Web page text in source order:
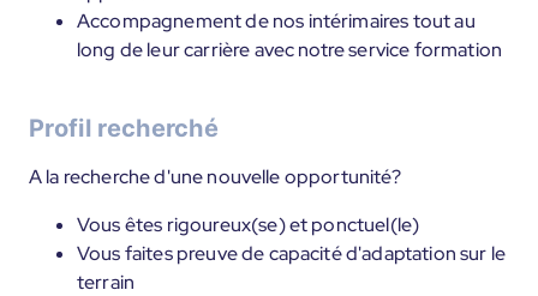
Accompagnement de nos intérimaires tout au
long de leur carrière avec notre service formation
Profil recherché
A la recherche d'une nouvelle opportunité?
Vous êtes rigoureux(se) et ponctuel(le)
Vous faites preuve de capacité d'adaptation sur le
terrain